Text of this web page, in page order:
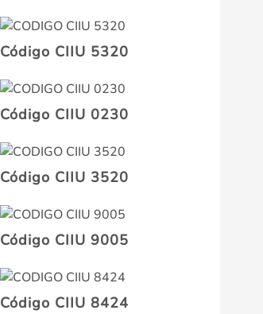
Código CIIU 5320
Código CIIU 0230
Código CIIU 3520
Código CIIU 9005
Código CIIU 8424